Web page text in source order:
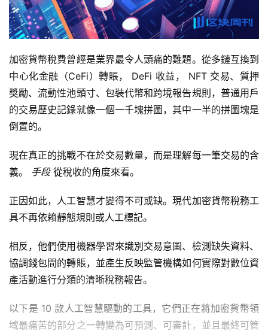
加密貨幣稅費曾經是業界最令人頭痛的難題。從多鏈互換到
中心化金融（CeFi）轉賬， DeFi 收益， NFT 交易、質押
獎勵、流動性池頭寸、包裝代幣和跨境報告規則，普通用戶
的交易歷史記錄就像一個一千塊拼圖，其中一半的拼圖塊是
倒置的。
現在真正的挑戰不在於交易數量，而是理解每一筆交易的含
義。 手段從稅收的角度來看。
正因如此，人工智慧才變得不可或缺。現代加密貨幣稅務工
具不再依賴靜態規則或人工標記。
相反，他們使用機器學習來識別交易意圖、檢測缺失資料、
協調錢包間的轉賬，並產生反映監管機構如何實際對數位資
產活動進行分類的清晰稅務報告。
以下是 10 款人工智慧驅動的工具，它們正在將加密貨幣領
域最痛苦的部分之一轉變為可預測、可審計，並且最終可管